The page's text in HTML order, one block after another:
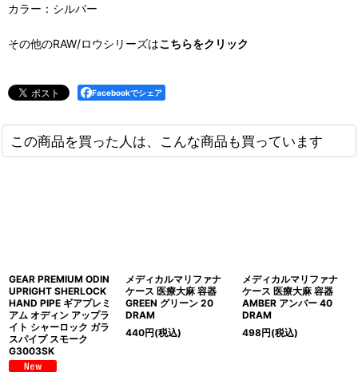
カラー：シルバー
その他のRAW/ロウシリーズはこちらをクリック
Facebookでシェア
この商品を買った人は、こんな商品も買っています
GEAR PREMIUM ODIN
UPRIGHT SHERLOCK
HAND PIPE ギアプレミ
アム オディン アップラ
イト シャーロック ガラ
スパイプ スモーク
G3003SK
メディカルマリファナ
ケース 医療大麻 容器
GREEN グリーン 20
DRAM
440円(税込)
メディカルマリファナ
ケース 医療大麻 容器
AMBER アンバー 40
DRAM
498円(税込)